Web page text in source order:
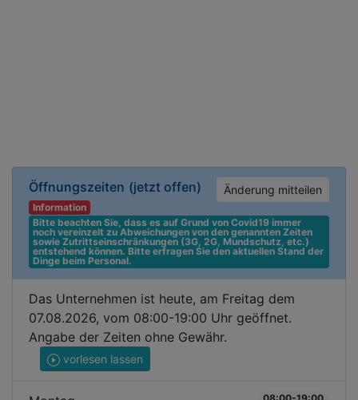
Öffnungszeiten (jetzt offen) Änderung mitteilen
Information
Bitte beachten Sie, dass es auf Grund von Covid19 immer
noch vereinzelt zu Abweichungen von den genannten Zeiten
sowie Zutrittseinschränkungen (3G, 2G, Mundschutz, etc.)
entstehend können. Bitte erfragen Sie den aktuellen Stand der
Dinge beim Personal.
Das Unternehmen ist heute, am Freitag dem
07.08.2026, vom 08:00-19:00 Uhr geöffnet.
Angabe der Zeiten ohne Gewähr.
vorlesen lassen